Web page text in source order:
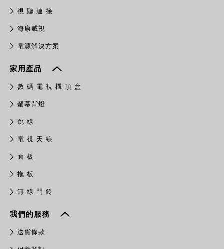
視 聽 連 接
​海康威視
電源解決方案
家用產品
數 碼 電 視 機 頂 盒
螢幕背燈
跳 線
電 視 天 線
面 板
拖 板
無 線 門 鈴
我們的服務
送貨條款